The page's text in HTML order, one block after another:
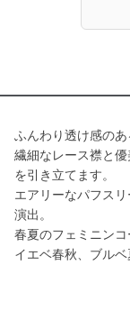
ふんわり透け感のあ
繊細なレース襟と
を引き立てます。
エアリーなパフス
演出。
春夏のフェミニンコ
イエベ春秋、ブルベ